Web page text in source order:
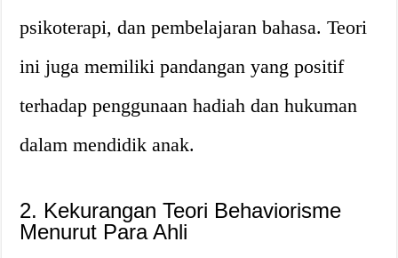
psikoterapi, dan pembelajaran bahasa. Teori
ini juga memiliki pandangan yang positif
terhadap penggunaan hadiah dan hukuman
dalam mendidik anak.
2. Kekurangan Teori Behaviorisme
Menurut Para Ahli